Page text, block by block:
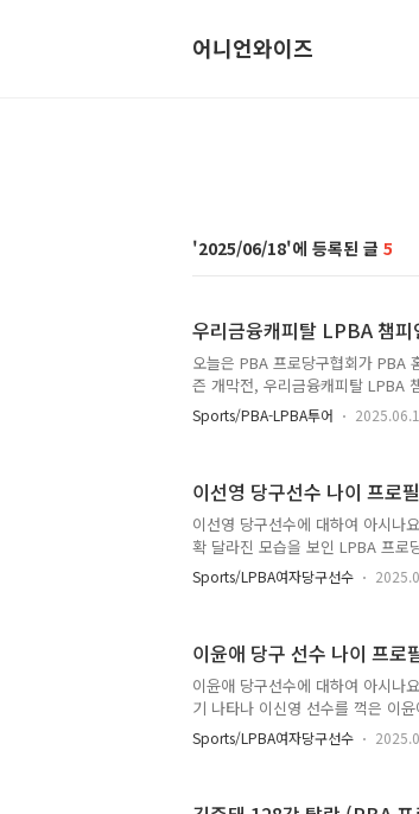
어니언와이즈
2025/06/18 5
우리금융캐피탈 LPBA 챔
오늘은 PBA 프로당구협회가 PBA
즌 개막전, 우리금융캐피탈 LPBA
리했습니다. 한편 우리금융캐피탈
에 걸쳐 1일차와 2일차에 나누어
바랍니다. 그럼 지금부터 우선 32
■ 우리금융캐피탈 LPBA 챔피언십
챔피언십 32강 1일 차 경기 결과
Sports/PBA-LPBA투어
이선영 당구선수 나이 프로
이선영 당구선수에 대하여 아시나
확 달라진 모습을 보인 LPBA 프로
기결과를 종합 정리하는 이선영 당
이 프로필 - 강지은 꺽은 LPBA 신
선수는 전혀 두각을 나타내지 못했
이선영 선수는 특히 LPBA에 데뷔
UMB(세계당구연맹) 소속으로 세
Sports/LPBA여자당구선수
이윤애 당구 선수 나이 프
이윤애 당구선수에 대하여 아시나
기 나타나 이신영 선수를 꺽은 이
를 종합 정리하는 이윤애 당구 데
필 - 이신영 꺽은 LPBA 고수 이윤
Sports/LPBA여자당구선수